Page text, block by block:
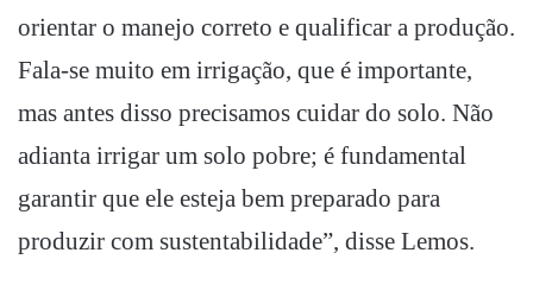
orientar o manejo correto e qualificar a produção.
Fala-se muito em irrigação, que é importante,
mas antes disso precisamos cuidar do solo. Não
adianta irrigar um solo pobre; é fundamental
garantir que ele esteja bem preparado para
produzir com sustentabilidade”, disse Lemos.